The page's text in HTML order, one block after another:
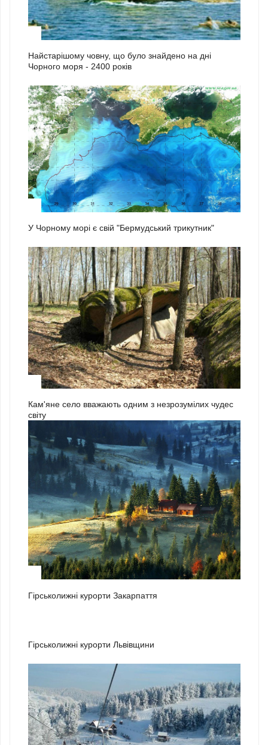
Найстарішому човну, що було знайдено на дні
Чорного моря - 2400 років
У Чорному морі є свій "Бермудський трикутник"
Кам'яне село вважають одним з незрозумілих чудес
світу
Гірськолижні курорти Закарпаття
Гірськолижні курорти Львівщини